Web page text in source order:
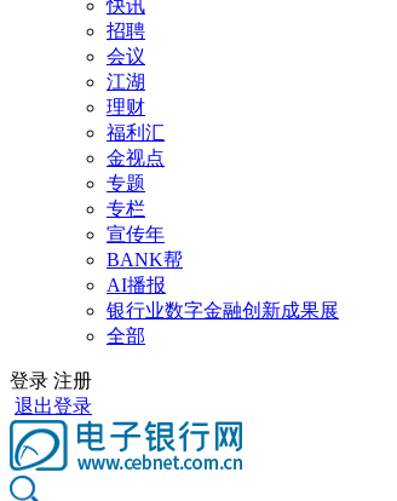
快讯
招聘
会议
江湖
理财
福利汇
金视点
专题
专栏
宣传年
BANK帮
AI播报
银行业数字金融创新成果展
全部
登录 注册
退出登录